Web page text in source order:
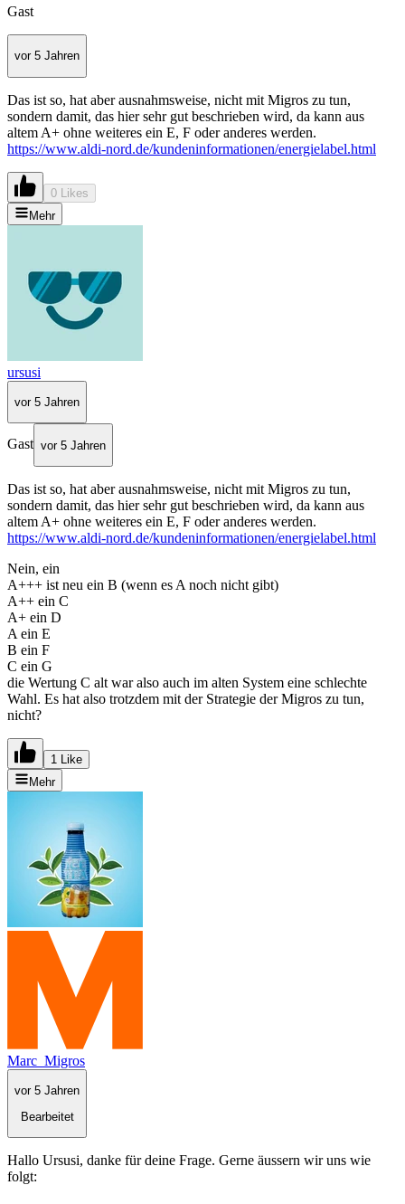
Gast
vor 5 Jahren
Das ist so, hat aber ausnahmsweise, nicht mit Migros zu tun,
sondern damit, das hier sehr gut beschrieben wird, da kann aus
altem A+ ohne weiteres ein E, F oder anderes werden.
https://www.aldi-nord.de/kundeninformationen/energielabel.html
0 Likes
Mehr
ursusi
vor 5 Jahren
Gast vor 5 Jahren
Das ist so, hat aber ausnahmsweise, nicht mit Migros zu tun,
sondern damit, das hier sehr gut beschrieben wird, da kann aus
altem A+ ohne weiteres ein E, F oder anderes werden.
https://www.aldi-nord.de/kundeninformationen/energielabel.html
Nein, ein
A+++ ist neu ein B (wenn es A noch nicht gibt)
A++ ein C
A+ ein D
A ein E
B ein F
C ein G
die Wertung C alt war also auch im alten System eine schlechte
Wahl. Es hat also trotzdem mit der Strategie der Migros zu tun,
nicht?
1 Like
Mehr
Marc_Migros
vor 5 Jahren
Bearbeitet
Hallo Ursusi, danke für deine Frage. Gerne äussern wir uns wie
folgt: